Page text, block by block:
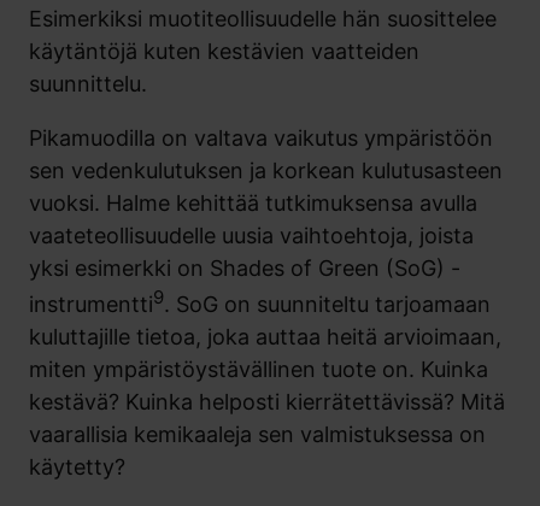
Esimerkiksi muotiteollisuudelle hän suosittelee
käytäntöjä kuten kestävien vaatteiden
suunnittelu.
Pikamuodilla on valtava vaikutus ympäristöön
sen vedenkulutuksen ja korkean kulutusasteen
vuoksi. Halme kehittää tutkimuksensa avulla
vaateteollisuudelle uusia vaihtoehtoja, joista
yksi esimerkki on Shades of Green (SoG) -
instrumentti9. SoG on suunniteltu tarjoamaan
kuluttajille tietoa, joka auttaa heitä arvioimaan,
miten ympäristöystävällinen tuote on. Kuinka
kestävä? Kuinka helposti kierrätettävissä? Mitä
vaarallisia kemikaaleja sen valmistuksessa on
käytetty?